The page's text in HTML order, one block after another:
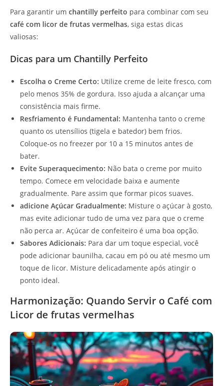
Para garantir um chantilly perfeito para combinar com seu
café com licor de frutas vermelhas, siga estas dicas
valiosas:
Dicas para um Chantilly Perfeito
Escolha o Creme Certo: Utilize creme de leite fresco, com
pelo menos 35% de gordura. Isso ajuda a alcançar uma
consistência mais firme.
Resfriamento é Fundamental: Mantenha tanto o creme
quanto os utensílios (tigela e batedor) bem frios.
Coloque-os no freezer por 10 a 15 minutos antes de
bater.
Evite Superaquecimento: Não bata o creme por muito
tempo. Comece em velocidade baixa e aumente
gradualmente. Pare assim que formar picos suaves.
adicione Açúcar Gradualmente: Misture o açúcar à gosto,
mas evite adicionar tudo de uma vez para que o creme
não perca ar. Açúcar de confeiteiro é uma boa opção.
Sabores Adicionais: Para dar um toque especial, você
pode adicionar baunilha, cacau em pó ou até mesmo um
toque de licor. Misture delicadamente após atingir o
ponto ideal.
Harmonização: Quando Servir o Café com
Licor de frutas vermelhas